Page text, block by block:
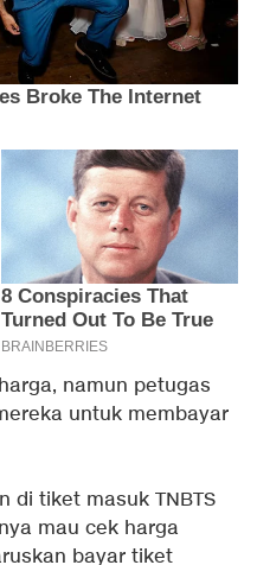
namun petugas
untuk membayar
di tiket masuk TNBTS
mau cek harga
bayar tiket